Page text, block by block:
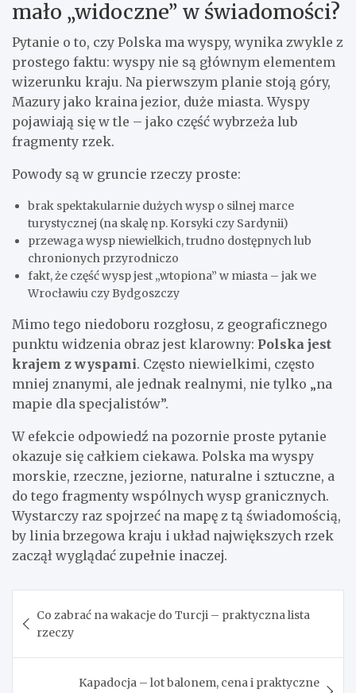
mało „widoczne” w świadomości?
Pytanie o to, czy Polska ma wyspy, wynika zwykle z
prostego faktu: wyspy nie są głównym elementem
wizerunku kraju. Na pierwszym planie stoją góry,
Mazury jako kraina jezior, duże miasta. Wyspy
pojawiają się w tle – jako część wybrzeża lub
fragmenty rzek.
Powody są w gruncie rzeczy proste:
brak spektakularnie dużych wysp o silnej marce
turystycznej (na skalę np. Korsyki czy Sardynii)
przewaga wysp niewielkich, trudno dostępnych lub
chronionych przyrodniczo
fakt, że część wysp jest „wtopiona” w miasta – jak we
Wrocławiu czy Bydgoszczy
Mimo tego niedoboru rozgłosu, z geograficznego
punktu widzenia obraz jest klarowny: Polska jest
krajem z wyspami. Często niewielkimi, często
mniej znanymi, ale jednak realnymi, nie tylko „na
mapie dla specjalistów”.
W efekcie odpowiedź na pozornie proste pytanie
okazuje się całkiem ciekawa. Polska ma wyspy
morskie, rzeczne, jeziorne, naturalne i sztuczne, a
do tego fragmenty wspólnych wysp granicznych.
Wystarczy raz spojrzeć na mapę z tą świadomością,
by linia brzegowa kraju i układ największych rzek
zaczął wyglądać zupełnie inaczej.
wpisu
Co zabrać na wakacje do Turcji – praktyczna lista
rzeczy
Kapadocja – lot balonem, cena i praktyczne